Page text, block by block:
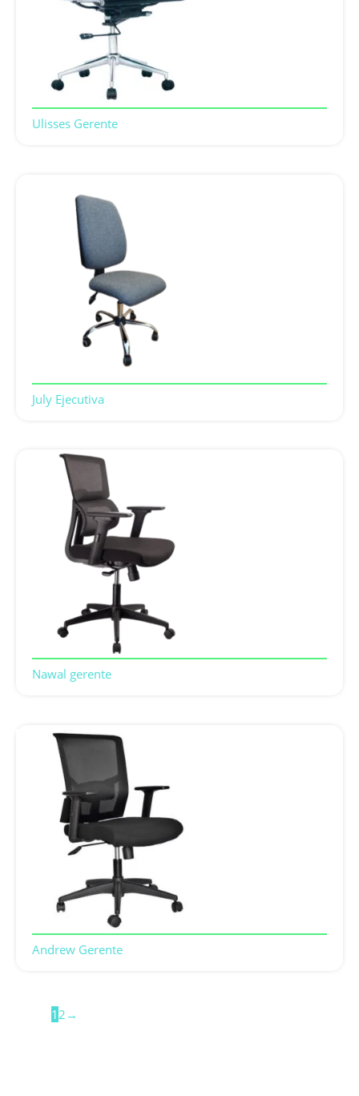
Ulisses Gerente
July Ejecutiva
Nawal gerente
Andrew Gerente
12 →